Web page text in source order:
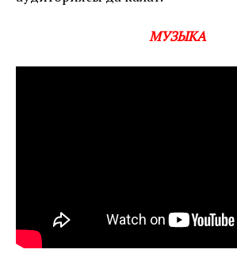
МУЗЫКА